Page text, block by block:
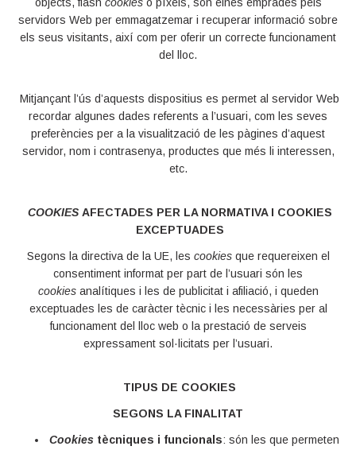
servidors Web per emmagatzemar i recuperar informació sobre
els seus visitants, així com per oferir un correcte funcionament
del lloc.
Mitjançant l’ús d’aquests dispositius es permet al servidor Web
recordar algunes dades referents a l’usuari, com les seves
preferències per a la visualització de les pàgines d’aquest
servidor, nom i contrasenya, productes que més li interessen,
etc.
COOKIES AFECTADES PER LA NORMATIVA I COOKIES
EXCEPTUADES
Segons la directiva de la UE, les cookies que requereixen el
consentiment informat per part de l’usuari són les
cookies analítiques i les de publicitat i afiliació, i queden
exceptuades les de caràcter tècnic i les necessàries per al
funcionament del lloc web o la prestació de serveis
expressament sol·licitats per l’usuari.
TIPUS DE COOKIES
SEGONS LA FINALITAT
Cookies tècniques i funcionals: són les que permeten